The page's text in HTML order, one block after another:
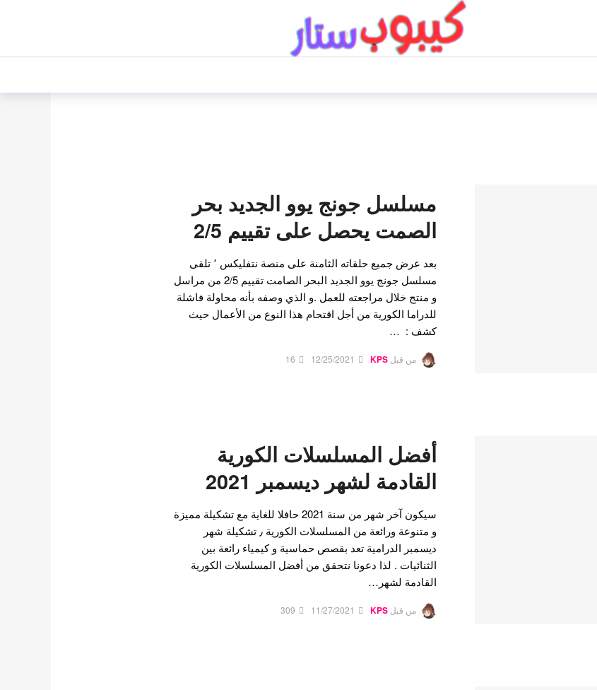
مسلسل جونج يوو الجديد بحر
الصمت يحصل على تقييم 2/5
بعد عرض جميع حلقاته الثامنة على منصة نتفليكس ٬ تلقى
مسلسل جونج يوو الجديد البحر الصامت تقييم 2/5 من مراسل
و منتج خلال مراجعته للعمل .و الذي وصفه بأنه محاولة فاشلة
للدراما الكورية من أجل اقتحام هذا النوع من الأعمال حيث
كشف : …
من قبل KPS
12/25/2021
16
أفضل المسلسلات الكورية
القادمة لشهر ديسمبر 2021
سيكون آخر شهر من سنة 2021 حافلا للغاية مع تشكيلة مميزة
و متنوعة ورائعة من المسلسلات الكورية ٫ تشكيلة شهر
ديسمبر الدرامية تعد بقصص حماسية و كيمياء رائعة بين
الثنائيات . لذا دعونا نتحقق من أفضل المسلسلات الكورية
القادمة لشهر…
من قبل KPS
11/27/2021
309